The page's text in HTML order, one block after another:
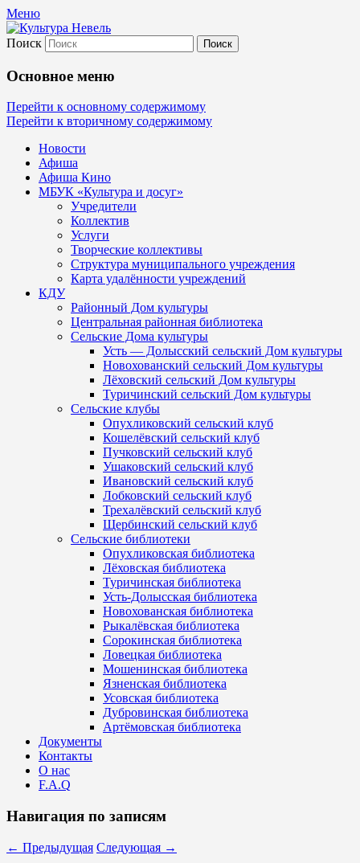
Меню
Культура Невель
МБУК Невельского района "Культура
и досуг"
Поиск
Основное меню
Перейти к основному содержимому
Перейти к вторичному содержимому
Новости
Афиша
Афиша Кино
МБУК «Культура и досуг»
Учредители
Коллектив
Услуги
Творческие коллективы
Структура муниципального учреждения
Карта удалённости учреждений
КДУ
Районный Дом культуры
Центральная районная библиотека
Сельские Дома культуры
Усть — Долысский сельский Дом культуры
Новохованский сельский Дом культуры
Лёховский сельский Дом культуры
Туричинский сельский Дом культуры
Сельские клубы
Опухликовский сельский клуб
Кошелёвский сельский клуб
Пучковский сельский клуб
Ушаковский сельский клуб
Ивановский сельский клуб
Лобковский сельский клуб
Трехалёвский сельский клуб
Щербинский сельский клуб
Сельские библиотеки
Опухликовская библиотека
Лёховская библиотека
Туричинская библиотека
Усть-Долысская библиотека
Новохованская библиотека
Рыкалёвская библиотека
Сорокинская библиотека
Ловецкая библиотека
Мошенинская библиотека
Язненская библиотека
Усовская библиотека
Дубровинская библиотека
Артёмовская библиотека
Документы
Контакты
О нас
F.A.Q
Навигация по записям
← Предыдущая Следующая →